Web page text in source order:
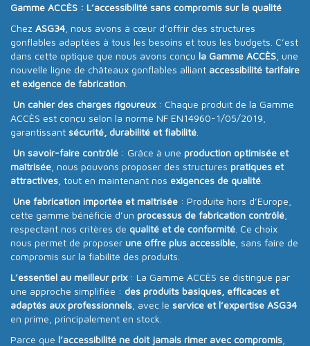
Gamme ACCÈS : L’accessibilité sans compromis sur la qualité
Chez ASG34 , nous avons à cœur d’offrir des structures
gonflables adaptées à tous les besoins et tous les budgets. C’est
dans cette optique que nous avons conçu la Gamme ACCÈS , une
nouvelle ligne de châteaux gonflables alliant accessibilité tarifaire
et exigence de fabrication
Un cahier des charges rigoureux: Chaque produit de la Gamme
ACCÈS est conçu selon la norme NF EN14960-1/05/2019,
garantissant sécurité, durabilité et fiabilité
Un savoir-faire contrôlé : Grâce à une production optimisée et
maîtrisée , nous pouvons proposer des structures pratiques et
attractives , tout en maintenant nos exigences de qualité
Une fabrication importée et maîtrisée : Produite hors d’Europe,
cette gamme bénéficie d’un processus de fabrication contrôlé
respectant nos critères de qualité et de conformité . Ce choix
nous permet de proposer une offre plus accessible , sans faire de
compromis sur la fiabilité des produits.
L’essentiel au meilleur prix: La Gamme ACCÈS se distingue par
une approche simplifiée : des produits basiques, efficaces et
adaptés aux professionnels , avec le service et l’expertise ASG34
en prime, principalement en stock.
Parce que l’accessibilité ne doit jamais rimer avec compromis